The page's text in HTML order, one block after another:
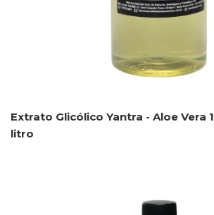
Extrato Glicólico Yantra - Aloe Vera 1
litro